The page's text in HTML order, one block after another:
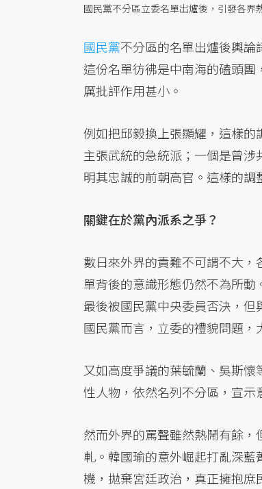
國民黨不分區立委名單出爐後，引發各界
國民黨不分區的名單出爐後輿論
這份名單彷彿是中南海的磕頭
厲批評作用甚小。
例如把邱毅換上張顯耀，這樣的
主張武統的急統派；一個是曾
明其忠誠的前朝高官。這樣的調
關鍵在於黨內派系之爭？
數日來外界的責難不可謂不大
單背後的意識形態仍然不為所
最後被國民黨中央委員否決，
國民黨而言，立委的禮貌問題，
又如高度爭議的葉毓蘭、吳斯
性人物，依然名列不分區，宣示
然而外界的罵聲雖然熱鬧有餘
軋。韓國瑜的意外崛起打亂深
機，拋棄宮廷政治，真正擁抱